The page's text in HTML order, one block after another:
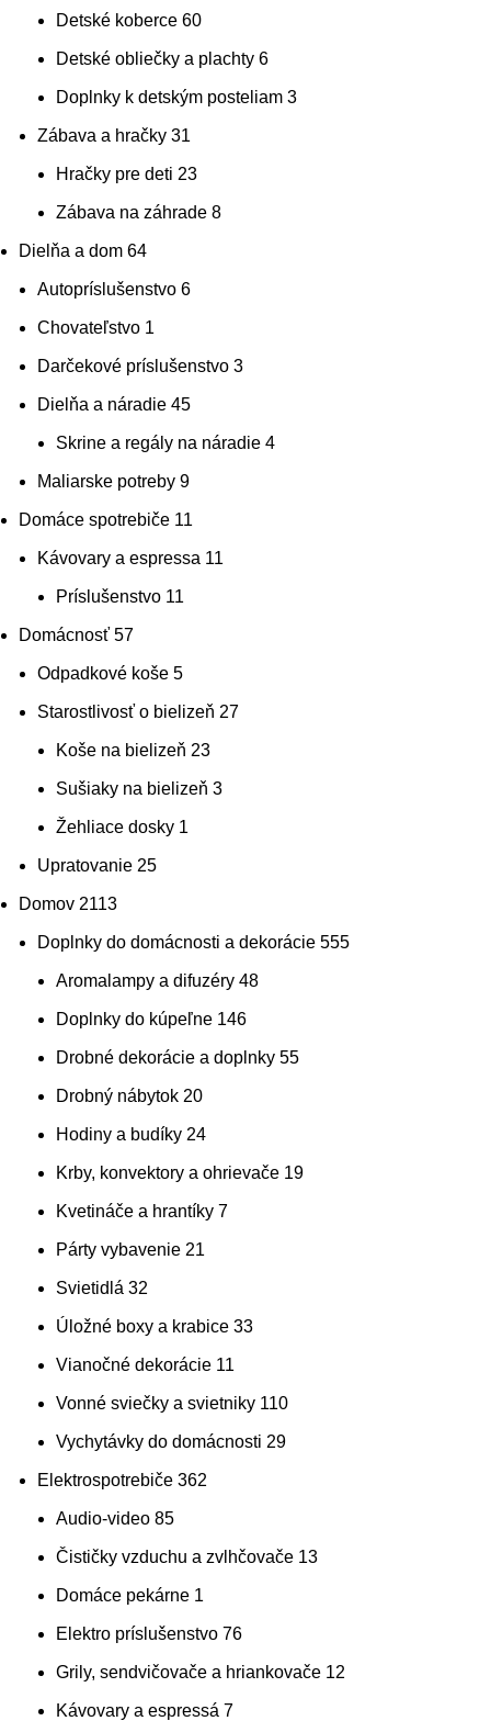
Detské koberce 60
Detské obliečky a plachty 6
Doplnky k detským posteliam 3
Zábava a hračky 31
Hračky pre deti 23
Zábava na záhrade 8
Dielňa a dom 64
Autopríslušenstvo 6
Chovateľstvo 1
Darčekové príslušenstvo 3
Dielňa a náradie 45
Skrine a regály na náradie 4
Maliarske potreby 9
Domáce spotrebiče 11
Kávovary a espressa 11
Príslušenstvo 11
Domácnosť 57
Odpadkové koše 5
Starostlivosť o bielizeň 27
Koše na bielizeň 23
Sušiaky na bielizeň 3
Žehliace dosky 1
Upratovanie 25
Domov 2113
Doplnky do domácnosti a dekorácie 555
Aromalampy a difuzéry 48
Doplnky do kúpeľne 146
Drobné dekorácie a doplnky 55
Drobný nábytok 20
Hodiny a budíky 24
Krby, konvektory a ohrievače 19
Kvetináče a hrantíky 7
Párty vybavenie 21
Svietidlá 32
Úložné boxy a krabice 33
Vianočné dekorácie 11
Vonné sviečky a svietniky 110
Vychytávky do domácnosti 29
Elektrospotrebiče 362
Audio-video 85
Čističky vzduchu a zvlhčovače 13
Domáce pekárne 1
Elektro príslušenstvo 76
Grily, sendvičovače a hriankovače 12
Kávovary a espressá 7